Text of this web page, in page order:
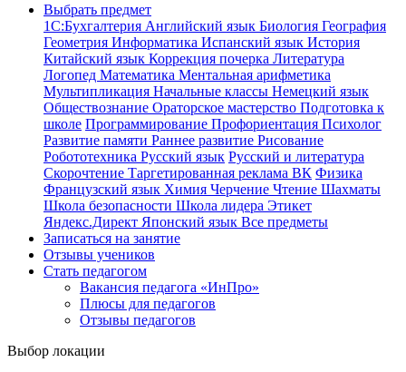
Выбрать предмет
1С:Бухгалтерия Английский язык Биология География
Геометрия Информатика Испанский язык История
Китайский язык Коррекция почерка Литература
Логопед Математика Ментальная арифметика
Мультипликация Начальные классы Немецкий язык
Обществознание Ораторское мастерство Подготовка к
школе Программирование Профориентация Психолог
Развитие памяти Раннее развитие Рисование
Робототехника Русский язык Русский и литература
Скорочтение Таргетированная реклама ВК Физика
Французский язык Химия Черчение Чтение Шахматы
Школа безопасности Школа лидера Этикет
Яндекс.Директ Японский язык Все предметы
Записаться на занятие
Отзывы учеников
Стать педагогом
Вакансия педагога «ИнПро»
Плюсы для педагогов
Отзывы педагогов
Выбор локации